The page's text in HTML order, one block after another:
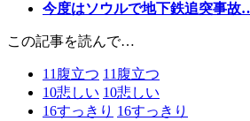
今度はソウルで地下鉄追突事故
この記事を読んで…
11 腹立つ 11 腹立つ
10悲しい 10悲しい
16すっきり 16すっきり